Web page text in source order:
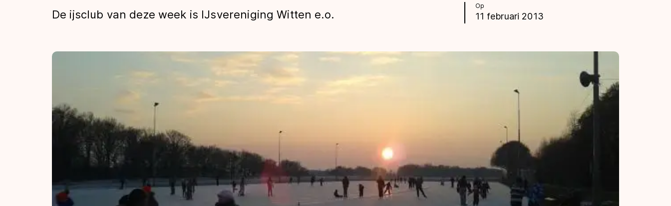
Tijden & historie
De weg op
Schaatsfans
Olympische Spelen
Op
11 februari 2013
De ijsclub van deze week is IJsvereniging Witten e.o.